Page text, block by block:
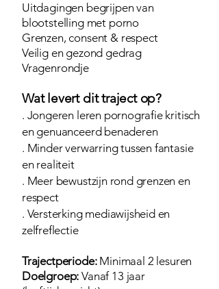
Uitdagingen begrijpen van
blootstelling met porno
Grenzen, consent & respect
Veilig en gezond gedrag
Vragenrondje
Wat levert dit traject op?
. Jongeren leren pornografie kritisch
en genuanceerd benaderen
. Minder verwarring tussen fantasie
en realiteit
. Meer bewustzijn rond grenzen en
respect
. Versterking mediawijsheid en
zelfreflectie
Trajectperiode:Minimaal 2 lesuren
Doelgroep: Vanaf 13 jaar